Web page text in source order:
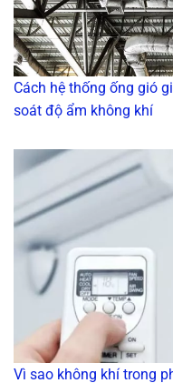
Cách hệ thống ống gió
soát độ ẩm không khí
Vì sao không khí trong